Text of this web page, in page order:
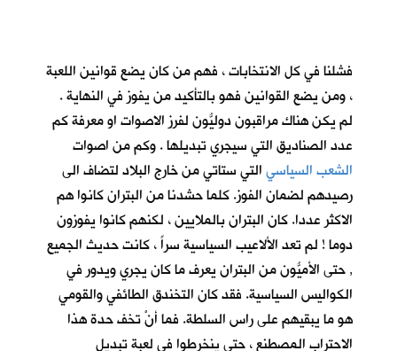
فشلنا في كل الانتخابات ، فهم من كان يضع قوانين اللعبة
، ومن يضع القوانين فهو بالتأكيد من يفوز في النهاية .
لم يكن هناك مراقبون دوليُّون لفرز الاصوات او معرفة كم
عدد الصناديق التي سيجري تبديلها . وكم من اصوات
الشعب السياسيالتي ستاتي من خارج البلاد لتضاف الى
رصيدهم لضمان الفوز. كلما حشدنا من البتران كانوا هم
الاكثر عددا. كان البتران بالملايين ، لكنهم كانوا يفوزون
دوما ! لم تعد الألاعيب السياسية سراً ، كانت حديث الجميع
, حتى الأميُّون من البتران يعرف ما كان يجري ويدور في
الكواليس السياسية. فقد كان التخندق الطائفي والقومي
هو ما يبقيهم على راس السلطة. فما أنْ تخف حدة هذا
الاحتراب المصطنع ، حتى ينخرطوا في لعبة تبديل